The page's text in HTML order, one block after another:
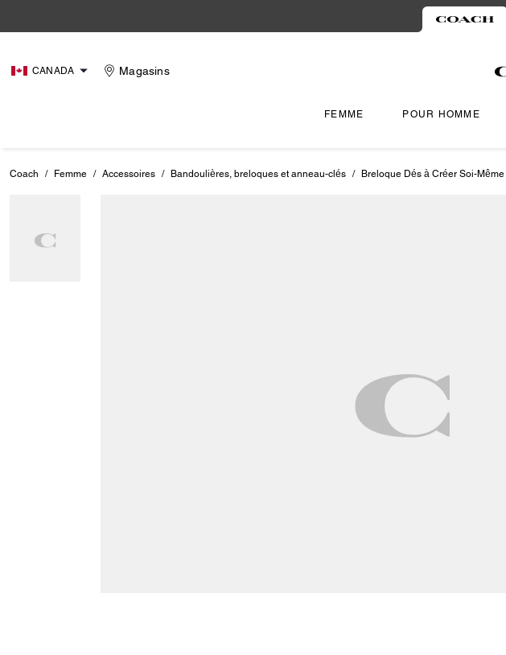
CANADA Magasins
FEMME POUR HOMME
Coach / Femme / Accessoires / Bandoulières, breloques et anneau-clés / Breloque Dés à Créer Soi-Même